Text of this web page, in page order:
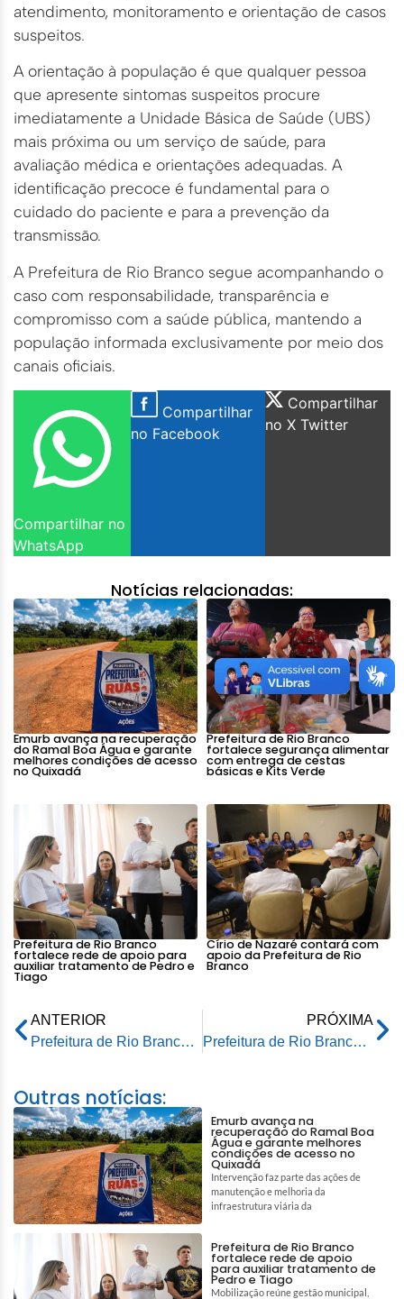
atendimento, monitoramento e orientação de casos
suspeitos.
A orientação à população é que qualquer pessoa
que apresente sintomas suspeitos procure
imediatamente a Unidade Básica de Saúde (UBS)
mais próxima ou um serviço de saúde, para
avaliação médica e orientações adequadas. A
identificação precoce é fundamental para o
cuidado do paciente e para a prevenção da
transmissão.
A Prefeitura de Rio Branco segue acompanhando o
caso com responsabilidade, transparência e
compromisso com a saúde pública, mantendo a
população informada exclusivamente por meio dos
canais oficiais.
Compartilhar no
WhatsApp
Compartilhar
no Facebook
Compartilhar
no X Twitter
Notícias relacionadas:
Emurb avança na recuperação
do Ramal Boa Água e garante
melhores condições de acesso
no Quixadá
Prefeitura de Rio Branco
fortalece segurança alimentar
com entrega de cestas
básicas e Kits Verde
Prefeitura de Rio Branco
fortalece rede de apoio para
auxiliar tratamento de Pedro e
Tiago
Círio de Nazaré contará com
apoio da Prefeitura de Rio
Branco
ANTERIOR
Prefeitura de Rio Branco e Tribunal de Justiça do Acre firmam cooperação para sediar o 57º Fonaje
PRÓXIMA
Prefeitura de Rio Branco recebe terreno da União para ampliar abastecimento de água e garantir direitos básicos da população
Outras notícias:
Emurb avança na
recuperação do Ramal Boa
Água e garante melhores
condições de acesso no
Quixadá
Intervenção faz parte das ações de
manutenção e melhoria da
infraestrutura viária da
Prefeitura de Rio Branco
fortalece rede de apoio
para auxiliar tratamento de
Pedro e Tiago
Mobilização reúne gestão municipal,